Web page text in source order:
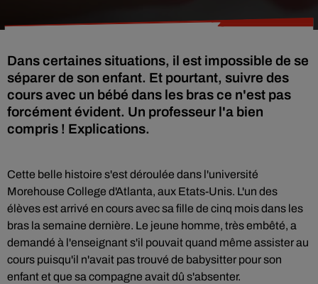
Dans certaines situations, il est impossible de se
séparer de son enfant. Et pourtant, suivre des
cours avec un bébé dans les bras ce n'est pas
forcément évident. Un professeur l'a bien
compris ! Explications.
Cette belle histoire s'est déroulée dans l'université
Morehouse College d'Atlanta, aux Etats-Unis. L'un des
élèves est arrivé en cours avec sa fille de cinq mois dans les
bras la semaine dernière. Le jeune homme, très embêté, a
demandé à l'enseignant s'il pouvait quand même assister au
cours puisqu'il n'avait pas trouvé de babysitter pour son
enfant et que sa compagne avait dû s'absenter.